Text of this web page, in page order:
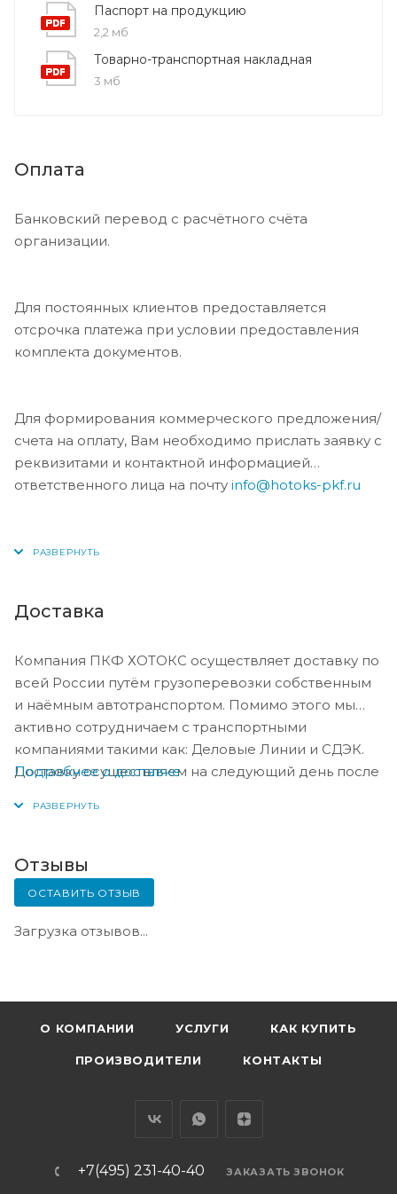
Паспорт на продукцию
2,2 мб
Товарно-транспортная накладная
3 мб
Оплата
Банковский перевод с расчётного счёта
организации.
Для постоянных клиентов предоставляется
отсрочка платежа при условии предоставления
комплекта документов.
Для формирования коммерческого предложения/
счета на оплату, Вам необходимо прислать заявку с
реквизитами и контактной информацией
ответственного лица на почту info@hotoks-pkf.ru
Доставка
Компания ПКФ ХОТОКС осуществляет доставку по
всей России путём грузоперевозки собственным
и наёмным автотранспортом. Помимо этого мы
активно сотрудничаем с транспортными
компаниями такими как: Деловые Линии и СДЭК.
Доставку осуществляем на следующий день после
Подробнее о доставке
Отзывы
ОСТАВИТЬ ОТЗЫВ
Загрузка отзывов...
О КОМПАНИИ УСЛУГИ КАК КУПИТЬ
ПРОИЗВОДИТЕЛИ КОНТАКТЫ
+7(495) 231-40-40 ЗАКАЗАТЬ ЗВОНОК